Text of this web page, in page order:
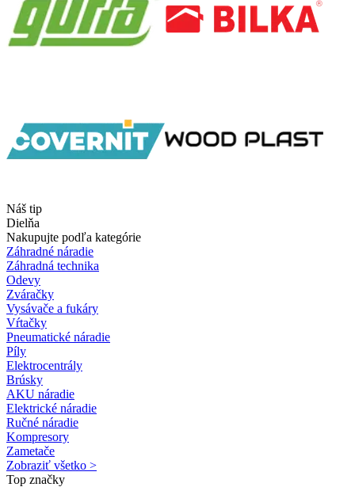
Náš tip
Dielňa
Nakupujte podľa kategórie
Záhradné náradie
Záhradná technika
Odevy
Zváračky
Vysávače a fukáry
Vŕtačky
Pneumatické náradie
Píly
Elektrocentrály
Brúsky
AKU náradie
Elektrické náradie
Ručné náradie
Kompresory
Zametače
Zobraziť všetko >
Top značky